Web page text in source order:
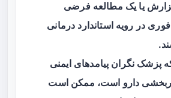
یا یک مطالعه فرضی
فوری در رویه استاندارد درمانی
پزشک نگران پیامدهای ایمنی
دارو است، ممکن است